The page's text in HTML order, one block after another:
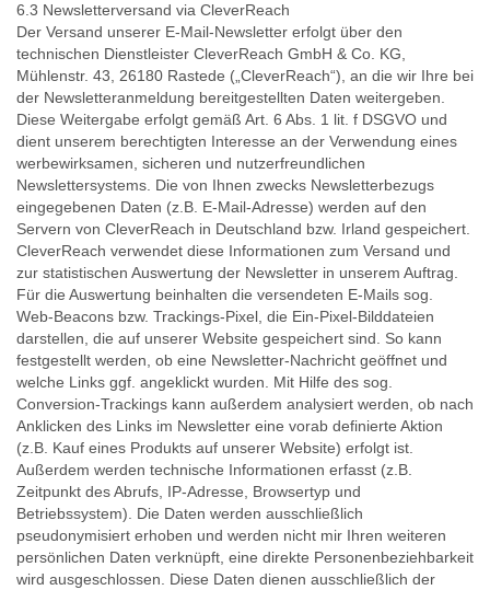
6.3 Newsletterversand via CleverReach
Der Versand unserer E-Mail-Newsletter erfolgt über den
technischen Dienstleister CleverReach GmbH & Co. KG,
Mühlenstr. 43, 26180 Rastede („CleverReach“), an die wir Ihre bei
der Newsletteranmeldung bereitgestellten Daten weitergeben.
Diese Weitergabe erfolgt gemäß Art. 6 Abs. 1 lit. f DSGVO und
dient unserem berechtigten Interesse an der Verwendung eines
werbewirksamen, sicheren und nutzerfreundlichen
Newslettersystems. Die von Ihnen zwecks Newsletterbezugs
eingegebenen Daten (z.B. E-Mail-Adresse) werden auf den
Servern von CleverReach in Deutschland bzw. Irland gespeichert.
CleverReach verwendet diese Informationen zum Versand und
zur statistischen Auswertung der Newsletter in unserem Auftrag.
Für die Auswertung beinhalten die versendeten E-Mails sog.
Web-Beacons bzw. Trackings-Pixel, die Ein-Pixel-Bilddateien
darstellen, die auf unserer Website gespeichert sind. So kann
festgestellt werden, ob eine Newsletter-Nachricht geöffnet und
welche Links ggf. angeklickt wurden. Mit Hilfe des sog.
Conversion-Trackings kann außerdem analysiert werden, ob nach
Anklicken des Links im Newsletter eine vorab definierte Aktion
(z.B. Kauf eines Produkts auf unserer Website) erfolgt ist.
Außerdem werden technische Informationen erfasst (z.B.
Zeitpunkt des Abrufs, IP-Adresse, Browsertyp und
Betriebssystem). Die Daten werden ausschließlich
pseudonymisiert erhoben und werden nicht mir Ihren weiteren
persönlichen Daten verknüpft, eine direkte Personenbeziehbarkeit
wird ausgeschlossen. Diese Daten dienen ausschließlich der